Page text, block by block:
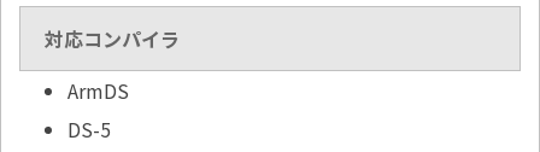
対応コンパイラ
ArmDS
DS-5